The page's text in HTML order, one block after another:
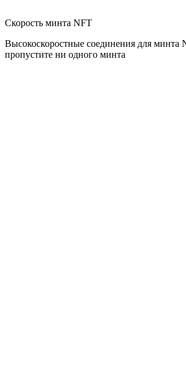
Скорость минта NFT
Высокоскоростные соединения для минта
пропустите ни одного минта